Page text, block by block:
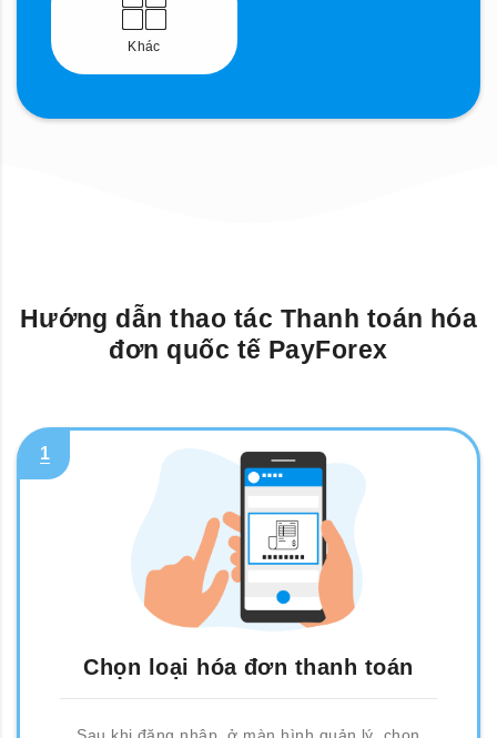
Khác
Hướng dẫn thao tác Thanh toán hóa
đơn quốc tế PayForex
1
Chọn loại hóa đơn thanh toán